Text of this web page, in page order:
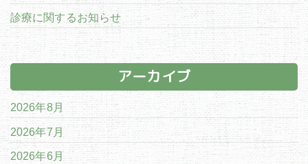
診療に関するお知らせ
アーカイブ
2026年8月
2026年7月
2026年6月